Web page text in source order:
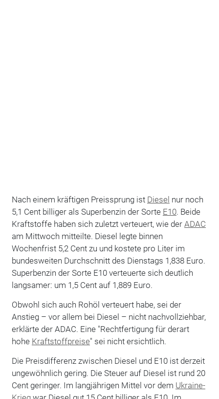
Nach einem kräftigen Preissprung ist Diesel nur noch
5,1 Cent billiger als Superbenzin der Sorte E10. Beide
Kraftstoffe haben sich zuletzt verteuert, wie der ADAC
am Mittwoch mitteilte. Diesel legte binnen
Wochenfrist 5,2 Cent zu und kostete pro Liter im
bundesweiten Durchschnitt des Dienstags 1,838 Euro.
Superbenzin der Sorte E10 verteuerte sich deutlich
langsamer: um 1,5 Cent auf 1,889 Euro.
Obwohl sich auch Rohöl verteuert habe, sei der
Anstieg – vor allem bei Diesel – nicht nachvollziehbar,
erklärte der ADAC. Eine "Rechtfertigung für derart
hohe Kraftstoffpreise" sei nicht ersichtlich.
Die Preisdifferenz zwischen Diesel und E10 ist derzeit
ungewöhnlich gering. Die Steuer auf Diesel ist rund 20
Cent geringer. Im langjährigen Mittel vor dem Ukraine-